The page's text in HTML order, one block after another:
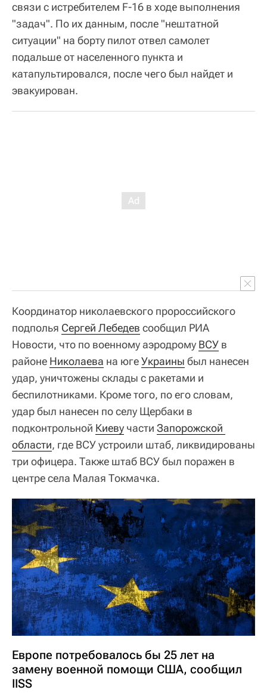
связи с истребителем F-16 в ходе выполнения
"задач". По их данным, после "нештатной
ситуации" на борту пилот отвел самолет
подальше от населенного пункта и
катапультировался, после чего был найдет и
эвакуирован.
Координатор николаевского пророссийского
подполья Сергей Лебедев сообщил РИА
Новости, что по военному аэродрому ВСУ в
районе Николаева на югеУкраины был нанесен
удар, уничтожены склады с ракетами и
беспилотниками. Кроме того, по его словам,
удар был нанесен по селу Щербаки в
подконтрольной Киеву части Запорожской
области, где ВСУ устроили штаб, ликвидированы
три офицера. Также штаб ВСУ был поражен в
центре села Малая Токмачка.
Европе потребовалось бы 25 лет на
замену военной помощи США, сообщил
IISS